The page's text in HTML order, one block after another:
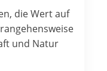
die Wert auf
und Natur